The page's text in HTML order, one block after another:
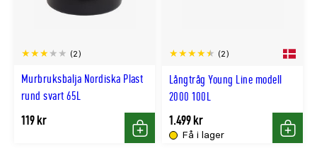
Murbruksbalja Nordiska Plast
rund svart 65L
(2)
119 kr
Köp
Långtråg Young Line modell
2000 100L
(2)
Få i lager
1.499 kr
Köp